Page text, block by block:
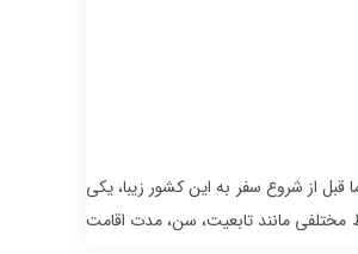
قبل از شروع سفر به این کشور زیبا، یکی
مانند تابعیت، سن، مدت اقامت